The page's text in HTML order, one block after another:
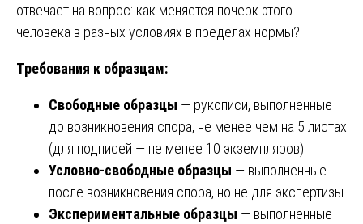
отвечает на вопрос: как меняется почерк этого
человека в разных условиях в пределах нормы?
Требования к образцам:
Свободные образцы — рукописи, выполненные
до возникновения спора, не менее чем на 5 листах
(для подписей — не менее 10 экземпляров).
Условно-свободные образцы — выполненные
после возникновения спора, но не для экспертизы.
Экспериментальные образцы — выполненные